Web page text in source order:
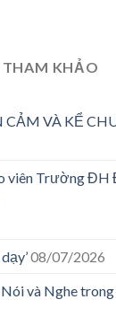
THAM KHẢO
VÀ KỂ
viên Trường ĐH
08/07/2026
và Nghe